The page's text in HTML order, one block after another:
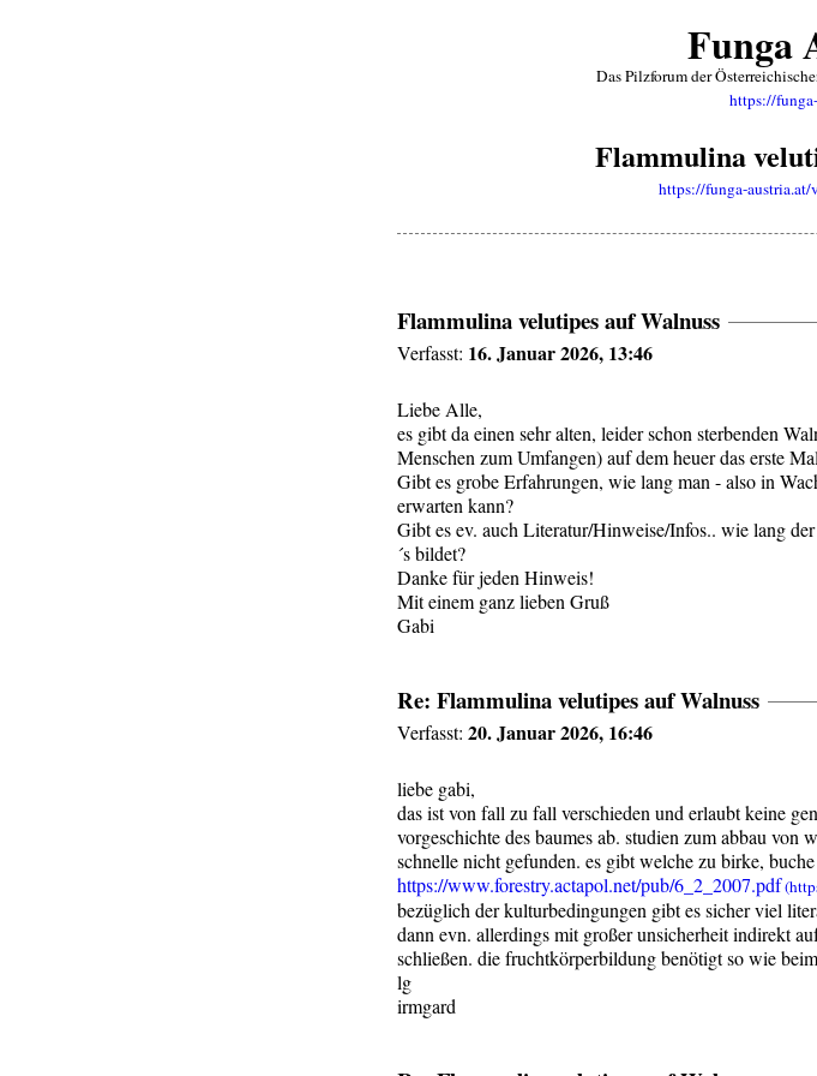
Funga
Das Pilzforum der
https://
Flammulina
https://funga-
Flammulina velutipes auf Walnuss
Verfasst: 16. Januar 2026, 13:46
Liebe Alle,
es gibt da einen sehr alten, leider schon sterbenden
Menschen zum Umfangen) auf dem heuer das erste
Gibt es grobe Erfahrungen, wie lang man - also in
erwarten kann?
Gibt es ev. auch Literatur/Hinweise/Infos.. wie lang
´s bildet?
Danke für jeden Hinweis!
Mit einem ganz lieben Gruß
Gabi
Re: Flammulina velutipes auf Walnuss
Verfasst:20. Januar 2026, 16:46
liebe gabi,
das ist von fall zu fall verschieden und erlaubt keine
vorgeschichte des baumes ab. studien zum abbau
schnelle nicht gefunden. es gibt welche zu birke,
https://www.forestry.actapol.net/pub/6_2_2007.pdf
bezüglich der kulturbedingungen gibt es sicher viel
dann evn. allerdings mit großer unsicherheit indirekt
schließen. die fruchtkörperbildung benötigt so wie
lg
irmgard